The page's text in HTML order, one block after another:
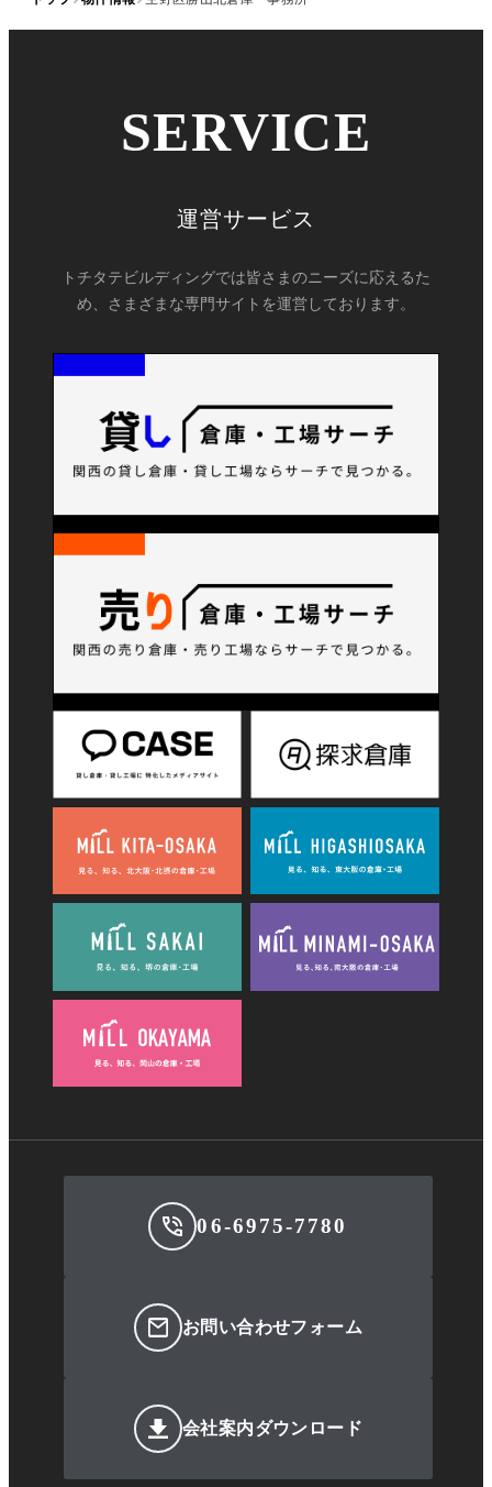
SERVICE
運営サービス
トチタテビルディングでは皆さまのニーズに応えるた
め、さまざまな専門サイトを運営しております。
06-6975-7780
お問い合わせフォーム
会社案内ダウンロード